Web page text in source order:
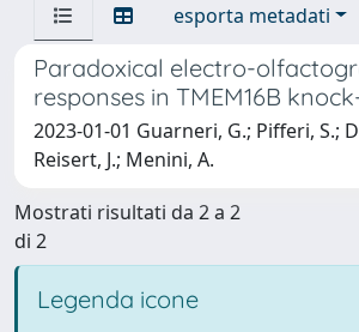
esporta metadati
Paradoxical electro-
responses in TMEM16B
2023-01-01 Guarneri, G.; Pifferi, S.;
Reisert, J.; Menini, A.
Mostrati risultati da 2 a 2
di 2
Legenda icone